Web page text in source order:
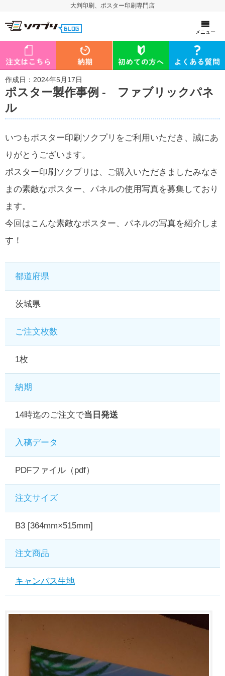
大判印刷、ポスター印刷専門店
メニュー
作成日：2024年5月17日
ポスター製作事例 - ファブリックパネ
ル
いつもポスター印刷ソクプリをご利用いただき、誠にあ
りがとうございます。
ポスター印刷ソクプリは、ご購入いただきましたみなさ
まの素敵なポスター、パネルの使用写真を募集しており
ます。
今回はこんな素敵なポスター、パネルの写真を紹介しま
す！
都道府県
茨城県
ご注文枚数
1枚
納期
14時迄のご注文で当日発送
入稿データ
PDFファイル（pdf）
注文サイズ
B3 [364mm×515mm]
注文商品
キャンバス生地